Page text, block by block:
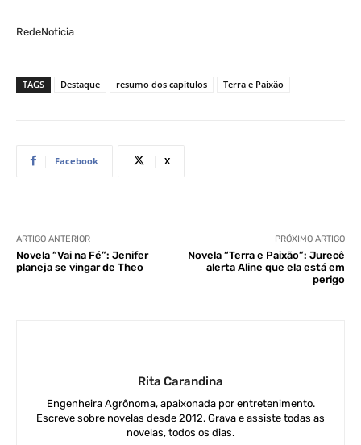
RedeNoticia
TAGS Destaque resumo dos capítulos Terra e Paixão
Facebook X
ARTIGO ANTERIOR
Novela “Vai na Fé”: Jenifer
planeja se vingar de Theo
PRÓXIMO ARTIGO
Novela “Terra e Paixão”: Jurecê
alerta Aline que ela está em
perigo
Rita Carandina
Engenheira Agrônoma, apaixonada por entretenimento.
Escreve sobre novelas desde 2012. Grava e assiste todas as
novelas, todos os dias.